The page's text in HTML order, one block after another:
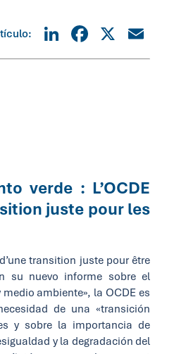
LinkedIn
Facebook
X
verde : L’OCDE
juste pour les
transition juste pour être
su nuevo informe sobre el
ambiente», la OCDE es
de una «transición
y sobre la importancia de
y la degradación del